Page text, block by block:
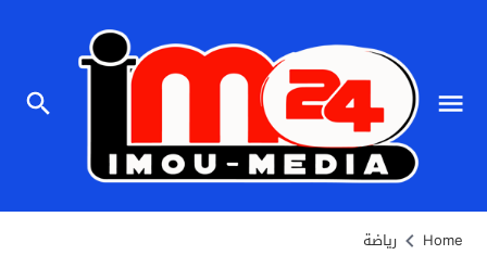
Home رياضة